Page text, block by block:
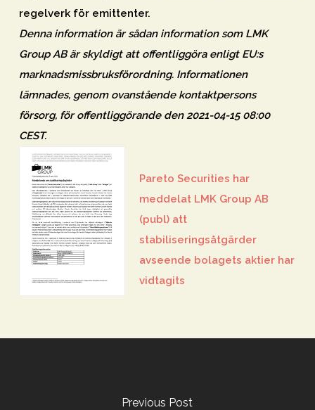
regelverk för emittenter.
Denna information är sådan information som LMK
Group AB är skyldigt att offentliggöra enligt EU:s
marknadsmissbruksförordning. Informationen
lämnades, genom ovanstående kontaktpersons
försorg, för offentliggörande den 2021-04-15 08:00
CEST.
Pareto Securities har
meddelat LMK Group AB
(publ) att
stabiliseringsåtgärder
avseende bolagets aktier har
vidtagits
Previous Post